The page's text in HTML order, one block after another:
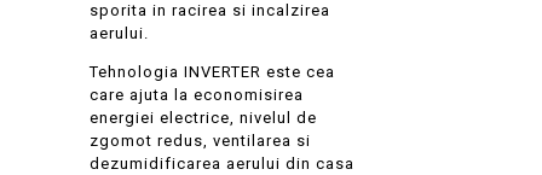
sporita in racirea si incalzirea
aerului.
Tehnologia INVERTER este cea
care ajuta la economisirea
energiei electrice, nivelul de
zgomot redus, ventilarea si
dezumidificarea aerului din casa